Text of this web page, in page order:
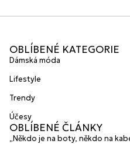
OBLÍBENÉ KATEGORIE
Dámská móda
Lifestyle
Trendy
Účesy
OBLÍBENÉ ČLÁNKY
„Někdo je na boty, někdo na